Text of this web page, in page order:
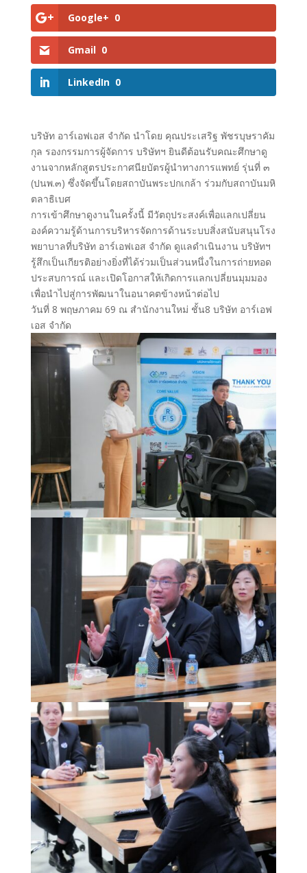
Google+ 0
Gmail 0
LinkedIn 0
บริษัท อาร์เอฟเอส จำกัด นำโดย คุณประเสริฐ พัชรบุษราคัม
กุล รองกรรมการผู้จัดการ บริษัทฯ ยินดีต้อนรับคณะศึกษาดู
งานจากหลักสูตรประกาศนียบัตรผู้นำทางการแพทย์ รุ่นที่ ๓
(ปนพ.๓) ซึ่งจัดขึ้นโดยสถาบันพระปกเกล้า ร่วมกับสถาบันมหิ
ตลาธิเบศ
การเข้าศึกษาดูงานในครั้งนี้ มีวัตถุประสงค์เพื่อแลกเปลี่ยน
องค์ความรู้ด้านการบริหารจัดการด้านระบบสิ่งสนับสนุนโรง
พยาบาลที่บริษัท อาร์เอฟเอส จำกัด ดูแลดำเนินงาน บริษัทฯ
รู้สึกเป็นเกียรติอย่างยิ่งที่ได้ร่วมเป็นส่วนหนึ่งในการถ่ายทอด
ประสบการณ์ และเปิดโอกาสให้เกิดการแลกเปลี่ยนมุมมอง
เพื่อนำไปสู่การพัฒนาในอนาคตข้างหน้าต่อไป
วันที่ 8 พฤษภาคม 69 ณ สำนักงานใหม่ ชั้น8 บริษัท อาร์เอฟ
เอส จำกัด